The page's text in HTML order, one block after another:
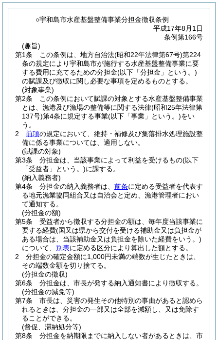
○宇和島市水産基盤整備事業分担金徴収条例
平成17年8月1日
条例第166号
(趣旨)
第1条
この条例は、地方自治法(昭和22年法律第67号)第224
条の規定により宇和島市が施行する水産基盤整備事業に要
する費用に充てるための分担金(以下「分担金」という。)
の賦課及び徴収に関し必要な事項を定めるものとする。
(対象事業)
第2条
この条例において賦課の対象とする水産基盤整備事業
とは、漁港及び漁場の整備等に関する法律(昭和25年法律第
137号)第4条に規定する事業(以下「事業」という。)をい
う。
2
前項の規定において、維持・補修及び集落排水処理施設整
備に係る事業については、適用しない。
(賦課の対象)
第3条
分担金は、当該事業によって利益を受けるもの(以下
「受益者」という。)に課する。
(納入義務者)
第4条
分担金の納入義務者は、 前条に定める受益者を代表す
る地元漁業協同組合又は自治会と定め、漁港管理者におい
て通知する。
(分担金の額)
第5条
受益者から徴収する分担金の額は、毎年度当該事業に
要する経費(国又は県から交付を受ける補助金又は負担金が
ある場合は、当該補助金又は負担金を除いた経費をいう。)
について、 別表に定める区分により算出した額とする。
2
分担金の確定金額に1,000円未満の端数が生じたときは、
その端数金額を切り捨てる。
(分担金の徴収)
第6条
分担金は、市長が発する納入通知書により徴収する。
(分担金の減免等)
第7条
市長は、災害の発生その他特別の事由があると認めら
れるときは、分担金の一部又は全部を減額し、又は免除す
ることができる。
(督促、滞納処分等)
第8条
分担金を納期限までに納入しない者があるときは、市